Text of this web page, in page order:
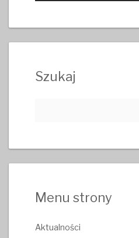
Szukaj
Menu strony
Aktualności